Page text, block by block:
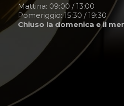
Mattina: 09:00 / 13:00
Pomeriggio: 15:30 / 19:30
Chiuso la domenica e il